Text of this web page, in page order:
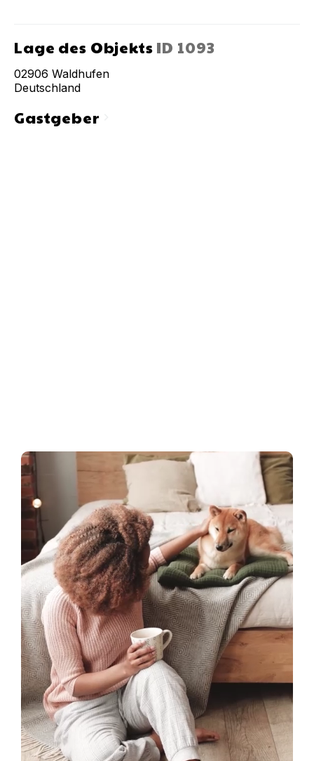
Lage des Objekts ID 1093
02906 Waldhufen
Deutschland
Gastgeberchevron_right